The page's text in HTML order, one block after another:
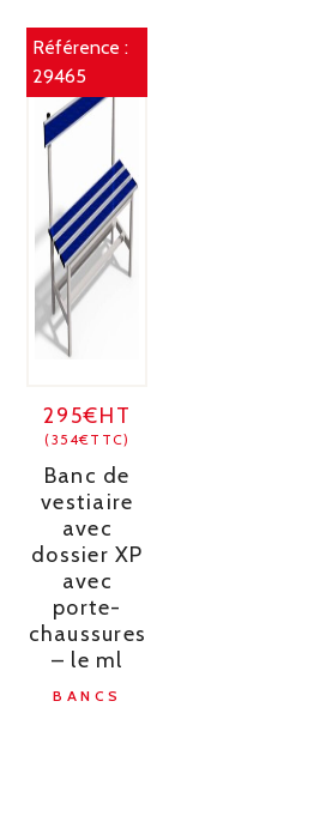
Référence :
29465
295€HT
(354€TTC)
Banc de
vestiaire
avec
dossier XP
avec
porte-
chaussures
– le ml
BANCS